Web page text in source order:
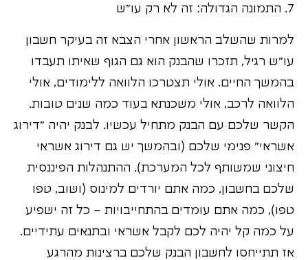
7. התמונה הגדולה: זה לא רק עו"ש
למרות שהשלב הראשון אחרי הצבא זה בעיקר חשבון
עו"ש רגיל, תזכרו שהבנק הוא גם הגוף שאיתו תעבדו
בהמשך החיים. אולי תצטרכו הלוואה ללימודים, אולי
הלוואה לרכב, אולי משכנתא בעוד כמה שנים טובות.
הקשר שלכם עם הבנק מתחיל עכשיו. לבנק יהיה "דירוג
אשראי" פנימי שלכם (ובהמשך יש גם דירוג אשראי
חיצוני שמשותף לכל המערכת). ההתנהלות הפיננסית
שלכם בחשבון, כמה אתם יורדים למינוס (ושוב, טפו
טפו), כמה אתם עומדים בהתחייבויות – כל זה ישפיע
על כמה קל יהיה לכם לקבל אשראי ובתנאים עתידיים.
אז תתייחסו לחשבון הבנק שלכם ברצינות מהרגע